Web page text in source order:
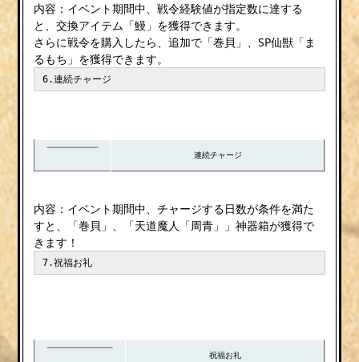
内容：イベント期間中、戦令経験値が指定数に達する
と、交換アイテム「鰻」を獲得できます。
さらに戦令を購入したら、追加で「巻貝」、SP仙獣「ま
るもち」を獲得できます。
6.連続チャージ
連続チャージ
内容：イベント期間中、チャージする日数が条件を満た
すと、「巻貝」、「天道魔人「周青」」神器箱が獲得で
きます！
7.祝福お礼
祝福お礼